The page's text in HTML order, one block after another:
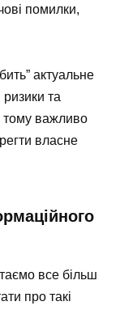
помилки,
актуальне
ризики та
тому важливо
власне
все більш
про такі